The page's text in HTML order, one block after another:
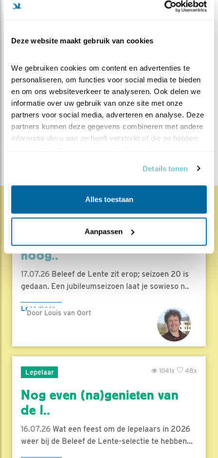
Deze website maakt gebruik van cookies
We gebruiken cookies om content en advertenties te
personaliseren, om functies voor social media te bieden
en om ons websiteverkeer te analyseren. Ook delen we
informatie over uw gebruik van onze site met onze
partners voor social media, adverteren en analyse. Deze
partners kunnen deze gegevens combineren met andere
informatie die u aan ze heeft verstrekt of die ze hebben
Details tonen
Alles toestaan
Aanpassen
volgende fase in, dan worden de veren ontwikkeld.
Maar dat duurt nog wel even, dus voorlopig zitten ze
Vind ik leuk
MEER OVER
Zeearend
Alle Beleef de
Lente blogs
DEEL DIT BERICHT
Natuur en Vogels 67x
1809x
Herleef de Lente: de vele
hoog..
17.07.26 Beleef de Lente zit erop; seizoen 20 is
gedaan. Een jubileumseizoen laat je sowieso n..
Lees meer
Door Louis van Oort
Lepelaar 48x
1041x
Nog even (na)genieten van
de l..
16.07.26 Wat een feest om de lepelaars in 2026
weer bij de Beleef de Lente-selectie te hebben...